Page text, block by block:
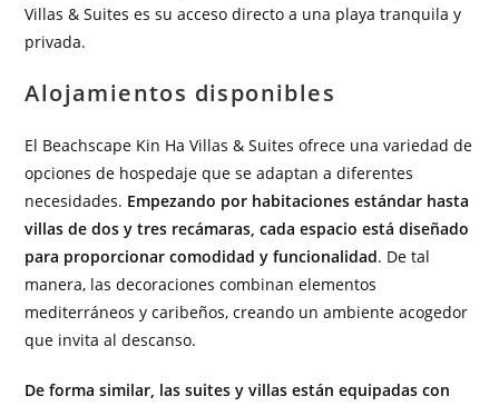
Villas & Suites es su acceso directo a una playa tranquila y
privada.
Alojamientos disponibles
El Beachscape Kin Ha Villas & Suites ofrece una variedad de
opciones de hospedaje que se adaptan a diferentes
necesidades. Empezando por habitaciones estándar hasta
villas de dos y tres recámaras, cada espacio está diseñado
para proporcionar comodidad y funcionalidad. De tal
manera, las decoraciones combinan elementos
mediterráneos y caribeños, creando un ambiente acogedor
que invita al descanso.
De forma similar, las suites y villas están equipadas con